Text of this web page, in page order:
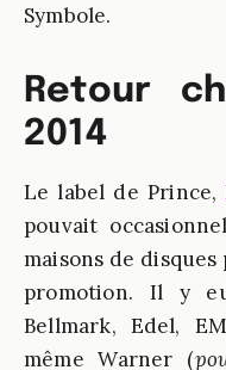
Symbole.
Retour
2014
Le label de Prince,
pouvait
maisons de
promotion. Il y
Bellmark, Edel,
même Warner (